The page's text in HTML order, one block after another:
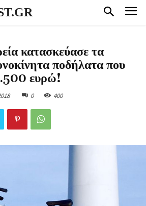
κατασκεύασε τα
ποδήλατα που
ευρώ!
0 400